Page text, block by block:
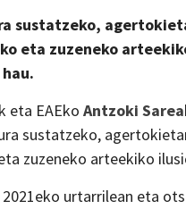
sustatzeko,
eta zuzeneko
eta EAEko Antzoki Sarea
sustatzeko,
zuzeneko arteekiko
urtarrilean eta